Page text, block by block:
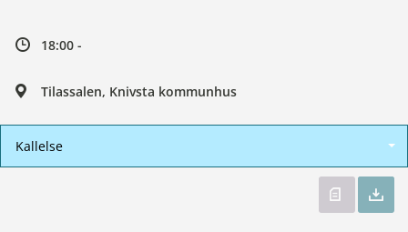
18:00 -
Tilassalen, Knivsta kommunhus
Kallelse